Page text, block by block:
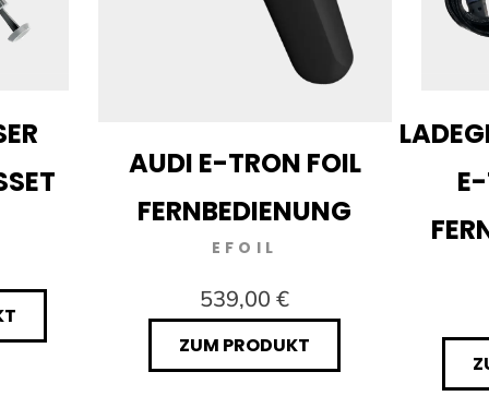
AUDI E-TRON FOIL
FERNBEDIENUNG
EFOIL
539,00 €
ZUM PRODUKT